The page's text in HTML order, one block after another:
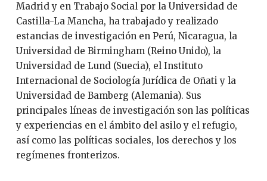
Madrid y en Trabajo Social por la Universidad de
Castilla-La Mancha, ha trabajado y realizado
estancias de investigación en Perú, Nicaragua, la
Universidad de Birmingham (Reino Unido), la
Universidad de Lund (Suecia), el Instituto
Internacional de Sociología Jurídica de Oñati y la
Universidad de Bamberg (Alemania). Sus
principales líneas de investigación son las políticas
y experiencias en el ámbito del asilo y el refugio,
así como las políticas sociales, los derechos y los
regímenes fronterizos.